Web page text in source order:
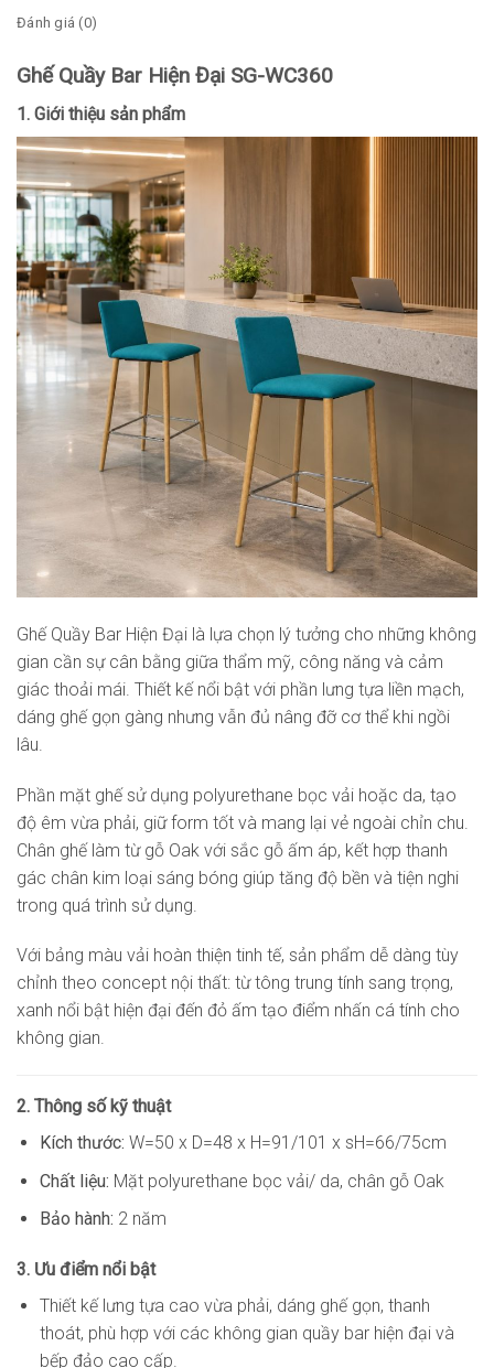
Đánh giá (0)
Ghế Quầy Bar Hiện Đại SG-WC360
1. Giới thiệu sản phẩm
Ghế Quầy Bar Hiện Đại là lựa chọn lý tưởng cho những không
gian cần sự cân bằng giữa thẩm mỹ, công năng và cảm
giác thoải mái. Thiết kế nổi bật với phần lưng tựa liền mạch,
dáng ghế gọn gàng nhưng vẫn đủ nâng đỡ cơ thể khi ngồi
lâu.
Phần mặt ghế sử dụng polyurethane bọc vải hoặc da, tạo
độ êm vừa phải, giữ form tốt và mang lại vẻ ngoài chỉn chu.
Chân ghế làm từ gỗ Oak với sắc gỗ ấm áp, kết hợp thanh
gác chân kim loại sáng bóng giúp tăng độ bền và tiện nghi
trong quá trình sử dụng.
Với bảng màu vải hoàn thiện tinh tế, sản phẩm dễ dàng tùy
chỉnh theo concept nội thất: từ tông trung tính sang trọng,
xanh nổi bật hiện đại đến đỏ ấm tạo điểm nhấn cá tính cho
không gian.
2. Thông số kỹ thuật
Kích thước: W=50 x D=48 x H=91/101 x sH=66/75cm
Chất liệu: Mặt polyurethane bọc vải/ da, chân gỗ Oak
Bảo hành: 2 năm
3. Ưu điểm nổi bật
Thiết kế lưng tựa cao vừa phải, dáng ghế gọn, thanh
thoát, phù hợp với các không gian quầy bar hiện đại và
bếp đảo cao cấp.